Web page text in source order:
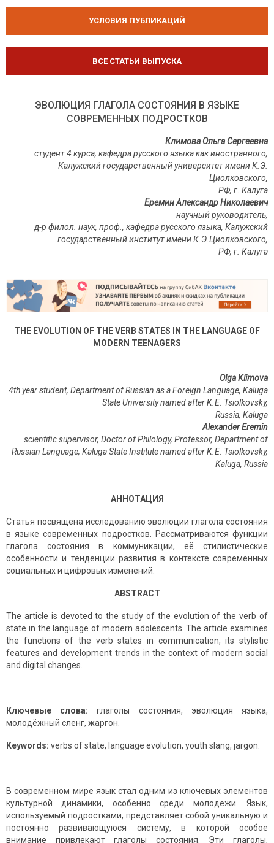
УСЛОВИЯ ПУБЛИКАЦИЙ
ВСЕ СТАТЬИ ВЫПУСКА
ЭВОЛЮЦИЯ ГЛАГОЛА СОСТОЯНИЯ В ЯЗЫКЕ
СОВРЕМЕННЫХ ПОДРОСТКОВ
Климова Ольга Сергеевна
студент 4 курса, кафедра русского языка как иностранного,
Калужский государственный университет имени К.Э.
Циолковского,
РФ, г. Калуга
Еремин Александр Николаевич
научный руководитель,
д-р филол. наук, проф., кафедра русского языка, Калужский
государственный институт имени К.Э.Циолковского,
РФ, г. Калуга
THE EVOLUTION OF THE VERB STATES IN THE LANGUAGE OF
MODERN TEENAGERS
Olga Klimova
4th year student, Department of Russian as a Foreign Language, Kaluga
State University named after K.E. Tsiolkovsky,
Russia, Kaluga
Alexander Eremin
scientific supervisor, Doctor of Philology, Professor, Department of
Russian Language, Kaluga State Institute named after K.E. Tsiolkovsky,
Kaluga, Russia
АННОТАЦИЯ
Статья посвящена исследованию эволюции глагола состояния
в языке современных подростков. Рассматриваются функции
глагола состояния в коммуникации, её стилистические
особенности и тенденции развития в контексте современных
социальных и цифровых изменений.
ABSTRACT
The article is devoted to the study of the evolution of the verb of
state in the language of modern adolescents. The article examines
the functions of the verb states in communication, its stylistic
features and development trends in the context of modern social
and digital changes.
Ключевые слова: глаголы состояния, эволюция языка,
молодёжный сленг, жаргон.
Keywords: verbs of state, language evolution, youth slang, jargon.
В современном мире язык стал одним из ключевых элементов
культурной динамики, особенно среди молодежи. Язык,
используемый подростками, представляет собой уникальную и
постоянно развивающуюся систему, в которой особое
внимание привлекают глаголы состояния. Эти глаголы,